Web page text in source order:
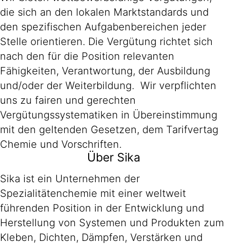
die sich an den lokalen Marktstandards und
den spezifischen Aufgabenbereichen jeder
Stelle orientieren. Die Vergütung richtet sich
nach den für die Position relevanten
Fähigkeiten, Verantwortung, der Ausbildung
und/oder der Weiterbildung. Wir verpflichten
uns zu fairen und gerechten
Vergütungssystematiken in Übereinstimmung
mit den geltenden Gesetzen, dem Tarifvertag
Chemie und Vorschriften.
Über Sika
Sika ist ein Unternehmen der
Spezialitätenchemie mit einer weltweit
führenden Position in der Entwicklung und
Herstellung von Systemen und Produkten zum
Kleben, Dichten, Dämpfen, Verstärken und